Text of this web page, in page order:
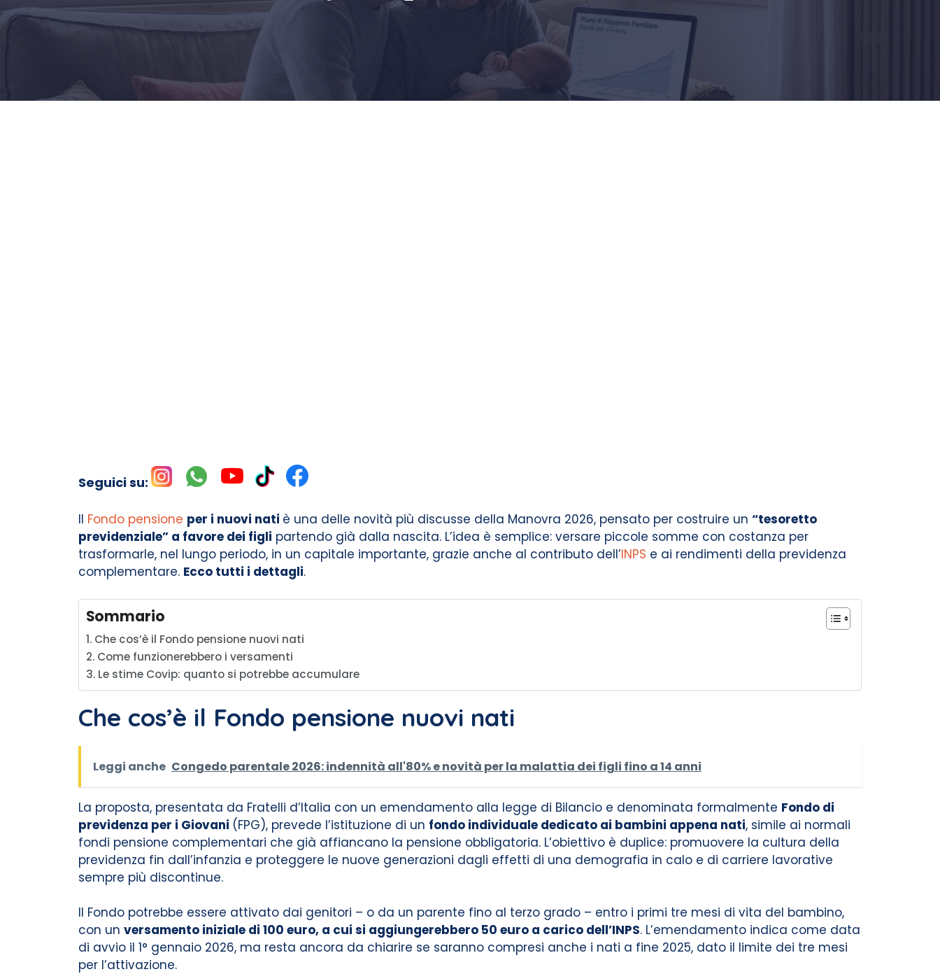
Seguici su:
Il Fondo pensione per i nuovi nati è una delle novità più discusse della Manovra 2026, pensato per costruire un “tesoretto
previdenziale” a favore dei figli partendo già dalla nascita. L’idea è semplice: versare piccole somme con costanza per
trasformarle, nel lungo periodo, in un capitale importante, grazie anche al contributo dell’INPS e ai rendimenti della previdenza
complementare. Ecco tutti i dettagli.
Sommario
Che cos’è il Fondo pensione nuovi nati
Come funzionerebbero i versamenti
Le stime Covip: quanto si potrebbe accumulare
Che cos’è il Fondo pensione nuovi nati
Leggi anche Congedo parentale 2026: indennità all'80% e novità per la malattia dei figli fino a 14 anni
La proposta, presentata da Fratelli d’Italia con un emendamento alla legge di Bilancio e denominata formalmente Fondo di
previdenza per i Giovani (FPG), prevede l’istituzione di un fondo individuale dedicato ai bambini appena nati, simile ai normali
fondi pensione complementari che già affiancano la pensione obbligatoria. L’obiettivo è duplice: promuovere la cultura della
previdenza fin dall’infanzia e proteggere le nuove generazioni dagli effetti di una demografia in calo e di carriere lavorative
sempre più discontinue.
Il Fondo potrebbe essere attivato dai genitori – o da un parente fino al terzo grado – entro i primi tre mesi di vita del bambino,
con un versamento iniziale di 100 euro, a cui si aggiungerebbero 50 euro a carico dell’INPS. L’emendamento indica come data
di avvio il 1° gennaio 2026, ma resta ancora da chiarire se saranno compresi anche i nati a fine 2025, dato il limite dei tre mesi
per l’attivazione.